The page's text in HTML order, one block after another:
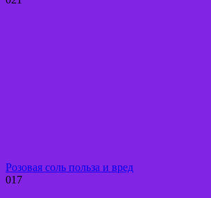
Розовая соль польза и вред
017